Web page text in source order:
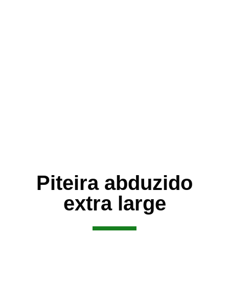
Piteira abduzido
extra large